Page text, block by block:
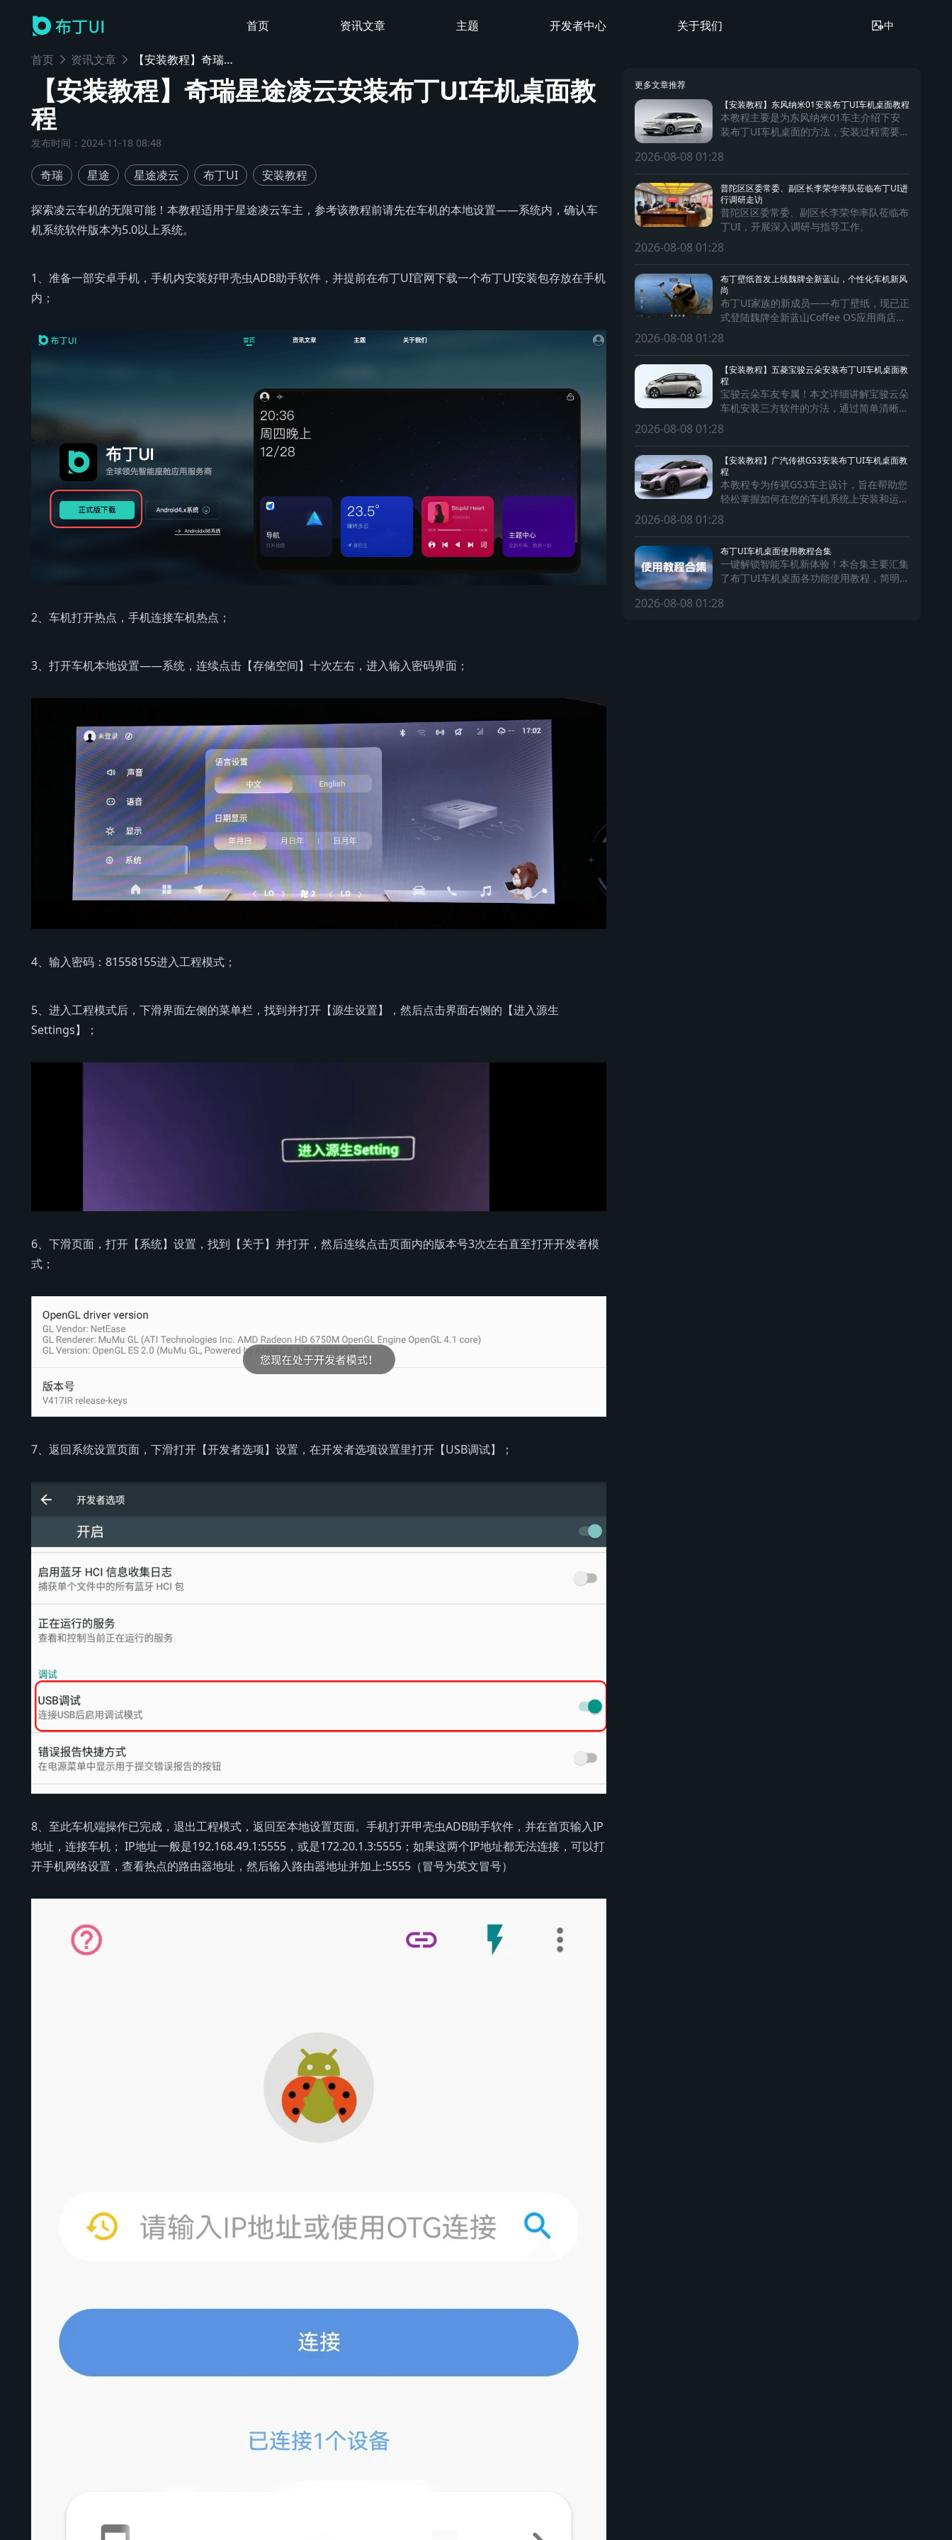
首页 资讯文章 主题 开发者中心 关于我们 中
首页 资讯文章 【安装教程】奇瑞星途凌云安装布丁UI车机桌面教程
【安装教程】奇瑞星途凌云安装布丁UI车机桌面教
程
发布时间 ： 2024-11-18 08:48
奇瑞 星途 星途凌云 布丁UI 安装教程
探索凌云车机的无限可能！本教程适用于星途凌云车主，参考该教程前请先在车机的本地设置——系统内，确认车
机系统软件版本为5.0以上系统。
1、准备一部安卓手机，手机内安装好甲壳虫ADB助手软件，并提前在布丁UI官网下载一个布丁UI安装包存放在手机
内；
2、车机打开热点，手机连接车机热点；
3、打开车机本地设置——系统，连续点击【存储空间】十次左右，进入输入密码界面；
4、输入密码：81558155进入工程模式；
5、进入工程模式后，下滑界面左侧的菜单栏，找到并打开【源生设置】，然后点击界面右侧的【进入源生
Settings】；
6、下滑页面，打开【系统】设置，找到【关于】并打开，然后连续点击页面内的版本号3次左右直至打开开发者模
式；
7、返回系统设置页面，下滑打开【开发者选项】设置，在开发者选项设置里打开【USB调试】；
8、至此车机端操作已完成，退出工程模式，返回至本地设置页面。手机打开甲壳虫ADB助手软件，并在首页输入IP
地址，连接车机； IP地址一般是192.168.49.1:5555，或是172.20.1.3:5555；如果这两个IP地址都无法连接，可以打
开手机网络设置，查看热点的路由器地址，然后输入路由器地址并加上:5555（冒号为英文冒号）
更多文章推荐
【安装教程】东风纳米01安装布丁UI车机桌面教程
本教程主要是为东风纳米01车主介绍下安
装布丁UI车机桌面的方法，安装过程需要使
2026-08-08 01:28
普陀区区委常委、副区长李荣华率队莅临布丁UI进
行调研走访
普陀区区委常委、副区长李荣华率队莅临布
丁UI，开展深入调研与指导工作。
2026-08-08 01:28
布丁壁纸首发上线魏牌全新蓝山，个性化车机新风
尚
布丁UI家族的新成员——布丁壁纸，现已正
式登陆魏牌全新蓝山Coffee OS应用商店，
为蓝山车主带来前所未有的个性化出行体
验！
2026-08-08 01:28
【安装教程】五菱宝骏云朵安装布丁UI车机桌面教
程
宝骏云朵车友专属！本文详细讲解宝骏云朵
车机安装三方软件的方法，通过简单清晰的
步骤，助您轻松为车机安装软件，拓展车机
系统功能，提升驾驶体验。
2026-08-08 01:28
【安装教程】广汽传祺GS3安装布丁UI车机桌面教
程
本教程专为传祺GS3车主设计，旨在帮助您
轻松掌握如何在您的车机系统上安装和运行
第三方软件。通过简单易懂的步骤，确保每
位车主都能安全、快捷地扩展车机功能，享
受更加丰富的智能驾驶体验。
2026-08-08 01:28
布丁UI车机桌面使用教程合集
一键解锁智能车机新体验！本合集主要汇集
了布丁UI车机桌面各功能使用教程，简明步
提升您的驾驶便捷性和乐趣！
2026-08-08 01:28